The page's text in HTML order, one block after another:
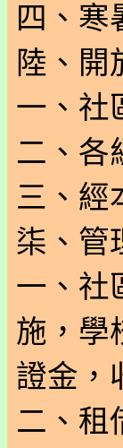
四、寒
陸、開
一、社
二、各
三、經
柒、管
一、社
施，學
證金，
二、租